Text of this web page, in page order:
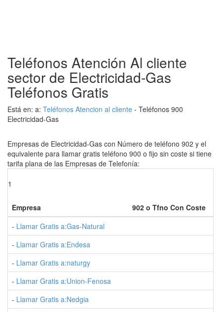
Teléfonos Atención Al cliente
sector de Electricidad-Gas
Teléfonos Gratis
Está en: a: Teléfonos Atencion al cliente - Teléfonos 900
Electricidad-Gas
Empresas de Electricidad-Gas con Número de teléfono 902 y el
equivalente para llamar gratis teléfono 900 o fijo sin coste si tiene
tarifa plana de las Empresas de Telefonía:
1
Empresa 902 o Tfno Con Coste
- Llamar Gratis a:Gas-Natural
- Llamar Gratis a:Endesa
- Llamar Gratis a:naturgy
- Llamar Gratis a:Union-Fenosa
- Llamar Gratis a:Nedgia